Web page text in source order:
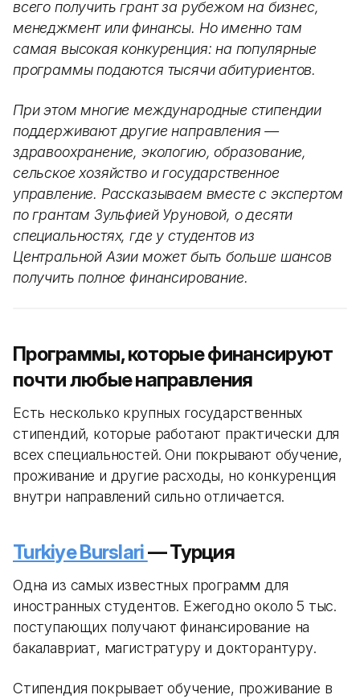
всего получить грант за рубежом на бизнес,
менеджмент или финансы. Но именно там
самая высокая конкуренция: на популярные
программы подаются тысячи абитуриентов.
При этом многие международные стипендии
поддерживают другие направления —
здравоохранение, экологию, образование,
сельское хозяйство и государственное
управление. Рассказываем вместе с экспертом
по грантам Зульфией Уруновой, о десяти
специальностях, где у студентов из
Центральной Азии может быть больше шансов
получить полное финансирование.
Программы, которые финансируют
почти любые направления
Есть несколько крупных государственных
стипендий, которые работают практически для
всех специальностей. Они покрывают обучение,
проживание и другие расходы, но конкуренция
внутри направлений сильно отличается.
Turkiye Burslari— Турция
Одна из самых известных программ для
иностранных студентов. Ежегодно около 5 тыс.
поступающих получают финансирование на
бакалавриат, магистратуру и докторантуру.
Стипендия покрывает обучение, проживание в